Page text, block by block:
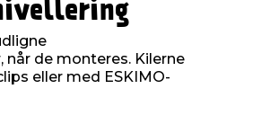
de monteres. Kilerne
eller med ESKIMO-